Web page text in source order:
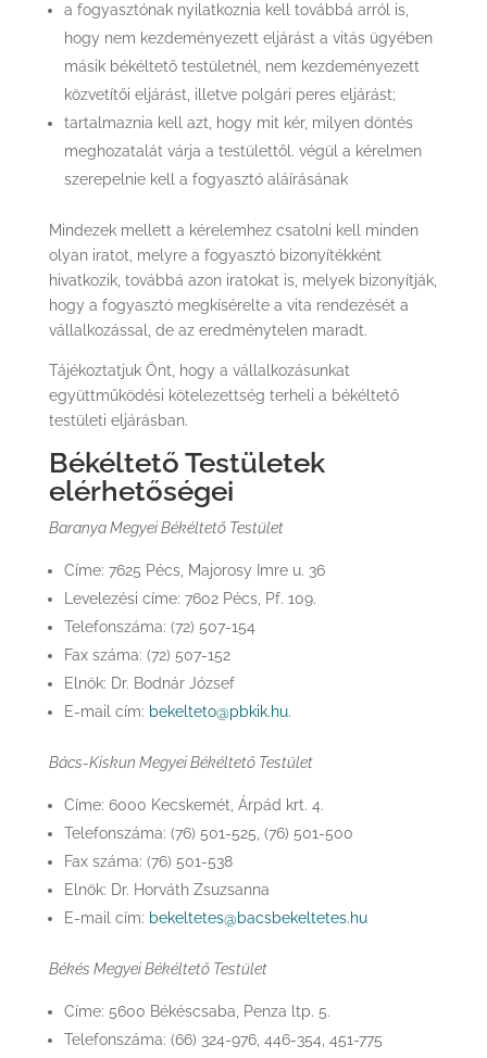
a fogyasztónak nyilatkoznia kell továbbá arról is,
hogy nem kezdeményezett eljárást a vitás ügyében
másik békéltető testületnél, nem kezdeményezett
közvetítői eljárást, illetve polgári peres eljárást;
tartalmaznia kell azt, hogy mit kér, milyen döntés
meghozatalát várja a testülettől. végül a kérelmen
szerepelnie kell a fogyasztó aláírásának
Mindezek mellett a kérelemhez csatolni kell minden
olyan iratot, melyre a fogyasztó bizonyítékként
hivatkozik, továbbá azon iratokat is, melyek bizonyítják,
hogy a fogyasztó megkísérelte a vita rendezését a
vállalkozással, de az eredménytelen maradt.
Tájékoztatjuk Önt, hogy a vállalkozásunkat
együttműködési kötelezettség terheli a békéltető
testületi eljárásban.
Békéltető Testületek
elérhetőségei
Baranya Megyei Békéltető Testület
Címe: 7625 Pécs, Majorosy Imre u. 36
Levelezési címe: 7602 Pécs, Pf. 109.
Telefonszáma: (72) 507-154
Fax száma: (72) 507-152
Elnök: Dr. Bodnár József
E-mail cím: bekelteto@pbkik.hu.
Bács-Kiskun Megyei Békéltető Testület
Címe: 6000 Kecskemét, Árpád krt. 4.
Telefonszáma: (76) 501-525, (76) 501-500
Fax száma: (76) 501-538
Elnök: Dr. Horváth Zsuzsanna
E-mail cím: bekeltetes@bacsbekeltetes.hu
Békés Megyei Békéltető Testület
Címe: 5600 Békéscsaba, Penza ltp. 5.
Telefonszáma: (66) 324-976, 446-354, 451-775